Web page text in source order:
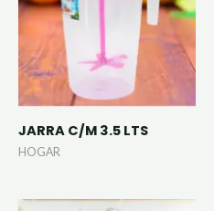
JARRA C/M 3.5 LTS
HOGAR